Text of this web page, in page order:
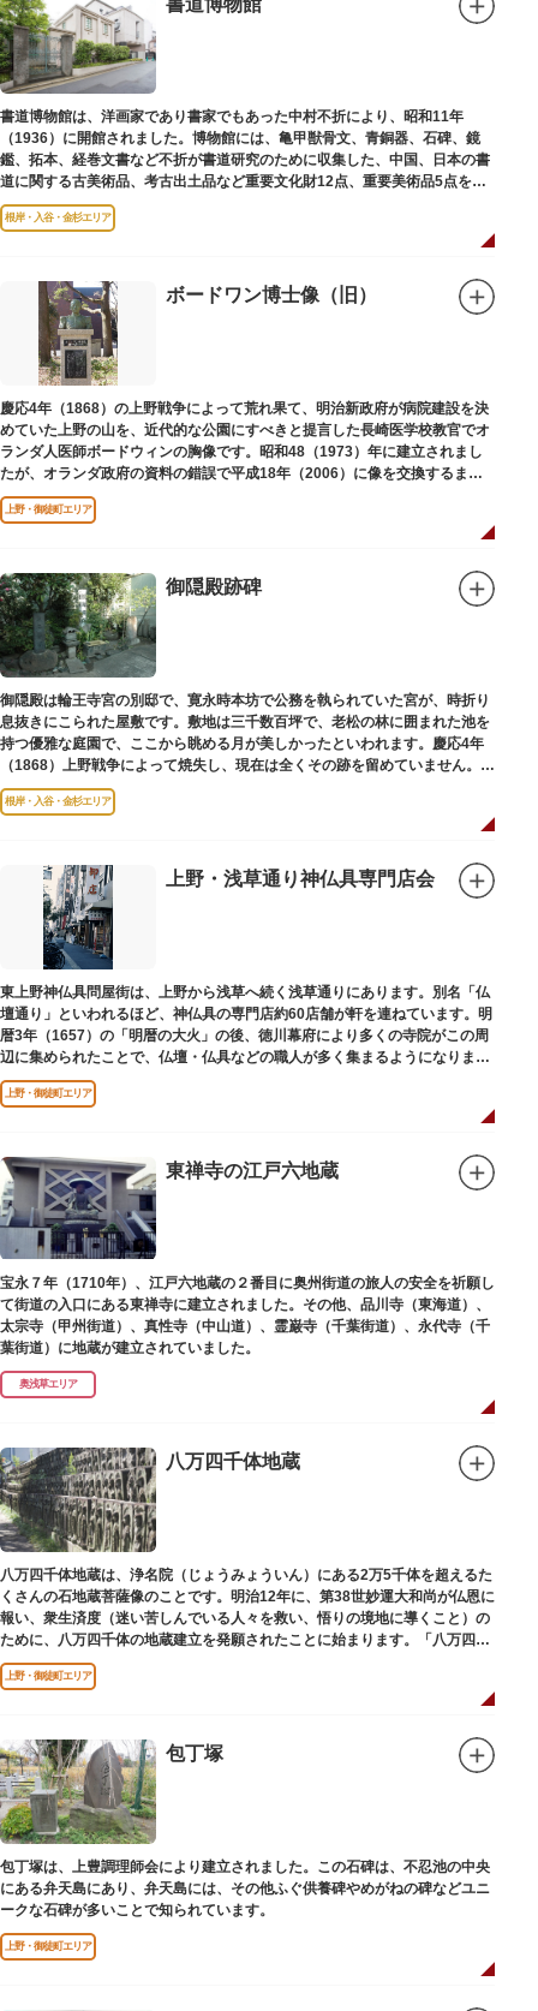
書道博物館は、洋画家であり書家でもあった中村不折により、昭和11年
（1936）に開館されました。博物館には、亀甲獣骨文、青銅器、石碑、鏡
鑑、拓本、経巻文書など不折が書道研究のために収集した、中国、日本の書
道に関する古美術品、考古出土品など重要文化財12点、重要美術品5点を含
む約16000点が収蔵されています。
根岸・入谷・金杉エリア
ボードワン博士像（旧）
慶応4年（1868）の上野戦争によって荒れ果て、明治新政府が病院建設を決
めていた上野の山を、近代的な公園にすべきと提言した長崎医学校教官でオ
ランダ人医師ボードウィンの胸像です。昭和48（1973）年に建立されまし
たが、オランダ政府の資料の錯誤で平成18年（2006）に像を交換するまで
は博士の弟の像でした。
上野・御徒町エリア
御隠殿跡碑
御隠殿は輪王寺宮の別邸で、寛永時本坊で公務を執られていた宮が、時折り
息抜きにこられた屋敷です。敷地は三千数百坪で、老松の林に囲まれた池を
持つ優雅な庭園で、ここから眺める月が美しかったといわれます。慶応4年
（1868）上野戦争によって焼失し、現在は全くその跡を留めていません。根
岸薬師堂（ねぎしやくしどう）にあります。
根岸・入谷・金杉エリア
上野・浅草通り神仏具専門店会
東上野神仏具問屋街は、上野から浅草へ続く浅草通りにあります。別名「仏
壇通り」といわれるほど、神仏具の専門店約60店舗が軒を連ねています。明
暦3年（1657）の「明暦の大火」の後、徳川幕府により多くの寺院がこの周
辺に集められたことで、仏壇・仏具などの職人が多く集まるようになりまし
た。
上野・御徒町エリア
東禅寺の江戸六地蔵
宝永７年（1710年）、江戸六地蔵の２番目に奥州街道の旅人の安全を祈願し
て街道の入口にある東禅寺に建立されました。その他、品川寺（東海道）、
太宗寺（甲州街道）、真性寺（中山道）、霊巌寺（千葉街道）、永代寺（千
葉街道）に地蔵が建立されていました。
奥浅草エリア
八万四千体地蔵
八万四千体地蔵は、浄名院（じょうみょういん）にある2万5千体を超えるた
くさんの石地蔵菩薩像のことです。明治12年に、第38世妙運大和尚が仏恩に
報い、衆生済度（迷い苦しんでいる人々を救い、悟りの境地に導くこと）の
ために、八万四千体の地蔵建立を発願されたことに始まります。「八万四
千」とは仏法で無数の意味を示します。この石地蔵尊は全国各地にも造立さ
れており、これまで約5万体の石地蔵尊が造立され、今も増え続けていま
上野・御徒町エリア
包丁塚
包丁塚は、上豊調理師会により建立されました。この石碑は、不忍池の中央
にある弁天島にあり、弁天島には、その他ふぐ供養碑やめがねの碑などユニ
ークな石碑が多いことで知られています。
上野・御徒町エリア